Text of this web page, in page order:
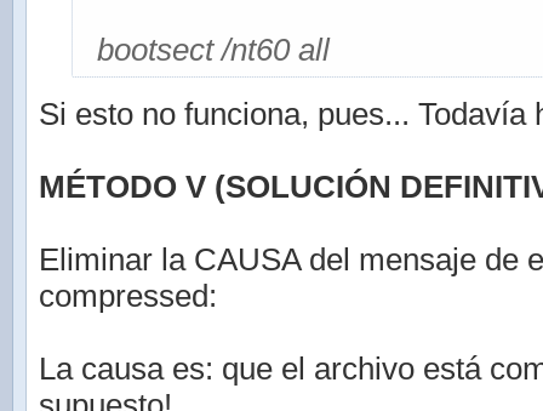
bootsect /nt60 all
Si esto no funciona, pues... Todavía
MÉTODO V (SOLUCIÓN
Eliminar la CAUSA del mensaje de
compressed:
La causa es: que el archivo está